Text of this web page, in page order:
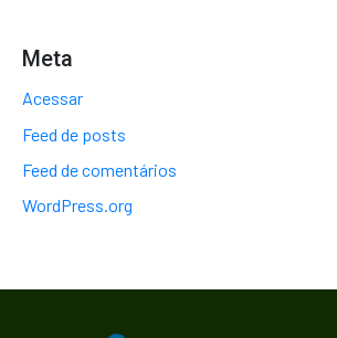
Meta
Acessar
Feed de posts
Feed de comentários
WordPress.org